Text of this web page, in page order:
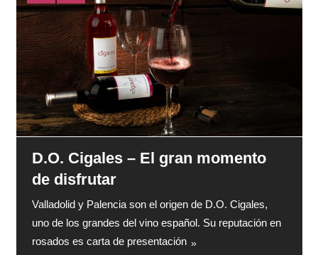
D.O. Cigales – El gran momento
de disfrutar
Valladolid y Palencia son el origen de D.O. Cigales,
uno de los grandes del vino español. Su reputación en
rosados es carta de presentación